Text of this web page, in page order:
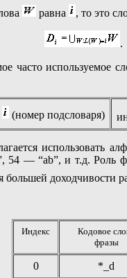
равна , то это
.
часто
(номер подсловаря)
использовать
“ab”, и т.д. Роль
доходчивости
Индекс
Кодовое
фразы
0 *_d